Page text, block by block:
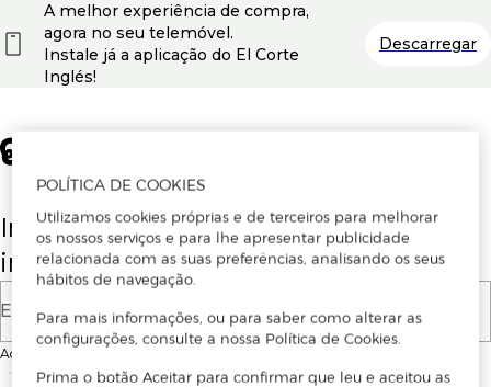
Insira o seu email para se registar ou
iniciar sessão.
E-mail
Ao continuar, aceitas as
A melhor experiência de compra,
agora no seu telemóvel.
Instale já a aplicação do El Corte
Inglés!
Descarregar
POLÍTICA DE COOKIES
Utilizamos cookies próprias e de terceiros para melhorar
os nossos serviços e para lhe apresentar publicidade
relacionada com as suas preferências, analisando os seus
hábitos de navegação.
Para mais informações, ou para saber como alterar as
configurações, consulte a nossa Política de Cookies.
Prima o botão Aceitar para confirmar que leu e aceitou as